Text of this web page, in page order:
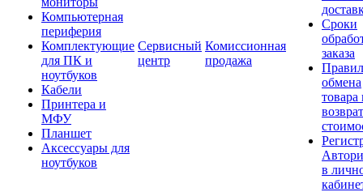
Компьютерная
периферия
Комплектующие
для ПК и
ноутбуков
Кабели
Принтера и
МФУ
Планшет
Аксессуары для
ноутбуков
Сервисный
центр
Комиссионная
продажа
Сроки
заказа
обмена
товара
в